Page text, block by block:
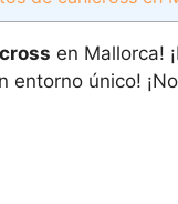
en Mallorca!
entorno único!